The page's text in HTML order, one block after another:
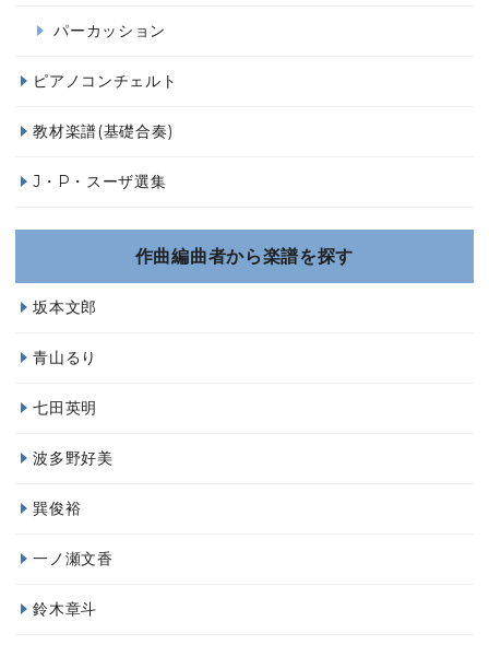
パーカッション
ピアノコンチェルト
教材楽譜(基礎合奏)
J・P・スーザ選集
作曲編曲者から楽譜を探す
坂本文郎
青山るり
七田英明
波多野好美
巽俊裕
一ノ瀬文香
鈴木章斗